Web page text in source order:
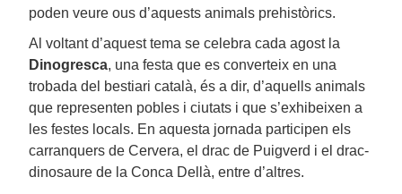
poden veure ous d’aquests animals prehistòrics.
Al voltant d’aquest tema se celebra cada agost la
Dinogresca, una festa que es converteix en una
trobada del bestiari català, és a dir, d’aquells animals
que representen pobles i ciutats i que s’exhibeixen a
les festes locals. En aquesta jornada participen els
carranquers de Cervera, el drac de Puigverd i el drac-
dinosaure de la Conca Dellà, entre d’altres.